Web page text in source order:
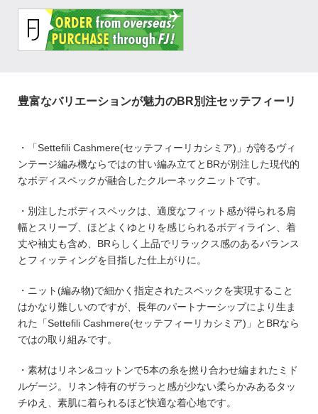
豊富なバリエーションが魅力のBR別注セッテフィーリ
・「Settefili Cashmere(セッテフィーリカシミア)」が誇るヴィ
ンテージ編み機ならではの甘い編み立てとBRが別注した現代的
なボディスペックが融合したクルーネックニットです。
・別注したボディスペックは、適度なフィット感が得られる肩
幅とスリーブ、ほどよくゆとりを感じられるボディライン、着
丈や袖丈も含め、BRらしく上品でリラックス感のあるバランス
とフィッティングを目指した仕上がりに。
・ニット(編み物)で細かく指定されたスペックを実現すること
はかなり難しいのですが、長年のパートナーシップにより生ま
れた「Settefili Cashmere(セッテフィーリカシミア)」とBRなら
ではの取り組みです。
・素材はリネン&コットンで5本の糸を撚り合わせ編まれたミド
ルゲージ。リネン特有のザラっと感が少ない柔らかみあるタッ
チゆえ、素肌に着られるほど快適な着心地です。